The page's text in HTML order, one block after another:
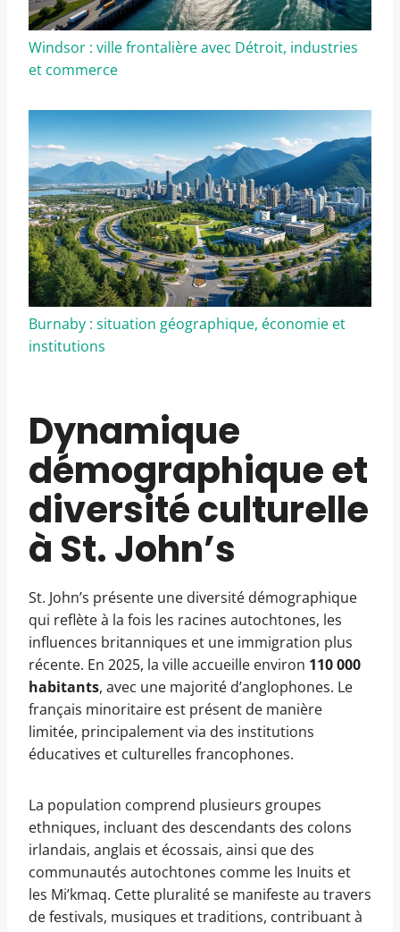
Windsor : ville frontalière avec Détroit, industries
et commerce
Burnaby : situation géographique, économie et
institutions
Dynamique
démographique et
diversité culturelle
à St. John’s
St. John’s présente une diversité démographique
qui reflète à la fois les racines autochtones, les
influences britanniques et une immigration plus
récente. En 2025, la ville accueille environ 110 000
habitants, avec une majorité d’anglophones. Le
français minoritaire est présent de manière
limitée, principalement via des institutions
éducatives et culturelles francophones.
La population comprend plusieurs groupes
ethniques, incluant des descendants des colons
irlandais, anglais et écossais, ainsi que des
communautés autochtones comme les Inuits et
les Mi’kmaq. Cette pluralité se manifeste au travers
de festivals, musiques et traditions, contribuant à